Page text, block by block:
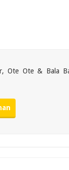
Ote Ote & Bala